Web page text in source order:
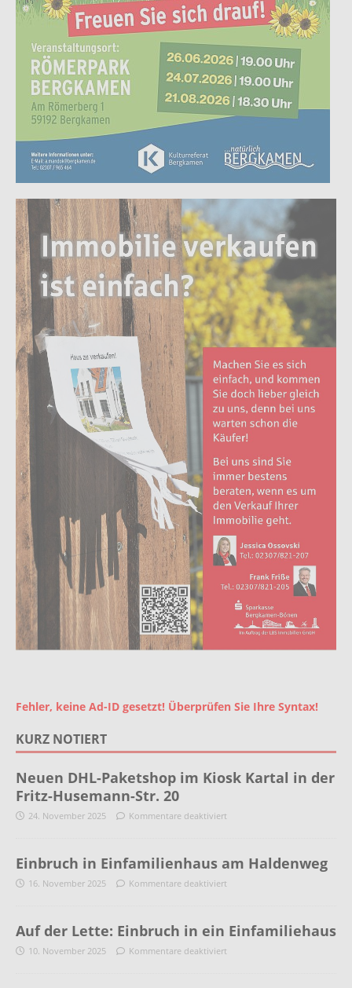
Fehler, keine Ad-ID gesetzt! Überprüfen Sie Ihre Syntax!
KURZ NOTIERT
Neuen DHL-Paketshop im Kiosk Kartal in der
Fritz-Husemann-Str. 20
24. November 2025 Kommentare deaktiviert
Einbruch in Einfamilienhaus am Haldenweg
16. November 2025 Kommentare deaktiviert
Auf der Lette: Einbruch in ein Einfamiliehaus
10. November 2025 Kommentare deaktiviert